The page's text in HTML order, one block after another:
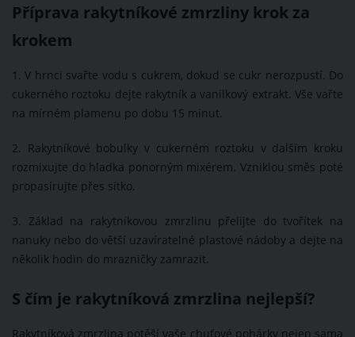
Příprava rakytníkové zmrzliny krok za
krokem
1. V hrnci svařte vodu s cukrem, dokud se cukr nerozpustí. Do
cukerného roztoku dejte rakytník a vanilkový extrakt. Vše vařte
na mírném plamenu po dobu 15 minut.
2. Rakytníkové bobulky v cukerném roztoku v dalším kroku
rozmixujte do hladka ponorným mixérem. Vzniklou směs poté
propasírujte přes sítko.
3. Základ na rakytníkovou zmrzlinu přelijte do tvořítek na
nanuky nebo do větší uzavíratelné plastové nádoby a dejte na
několik hodin do mrazničky zamrazit.
S čím je rakytníková zmrzlina nejlepší?
Rakytníková zmrzlina potěší vaše chuťové pohárky nejen sama